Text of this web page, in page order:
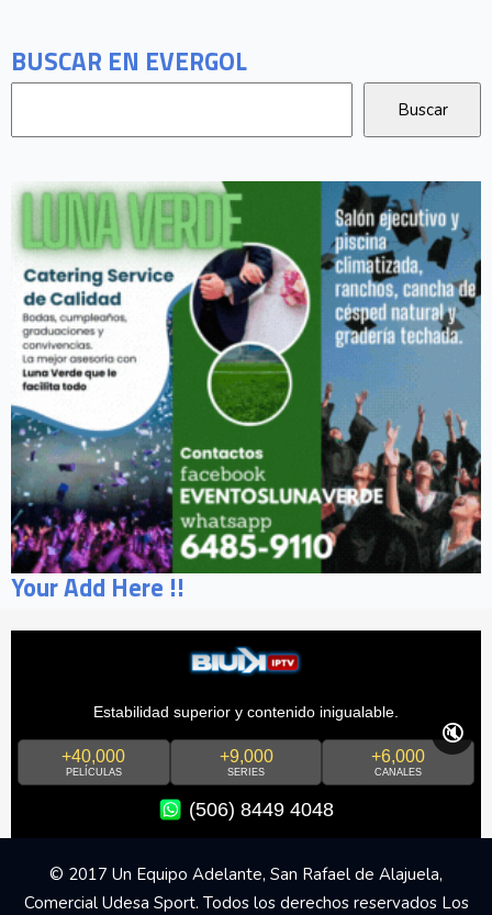
BUSCAR EN EVERGOL
Your Add Here !!
Estabilidad superior y contenido inigualable.
+40,000
PELÍCULAS
+9,000
SERIES
+6,000
CANALES
(506) 8449 4048
🔇
© 2017 Un Equipo Adelante, San Rafael de Alajuela,
Comercial Udesa Sport. Todos los derechos reservados Los